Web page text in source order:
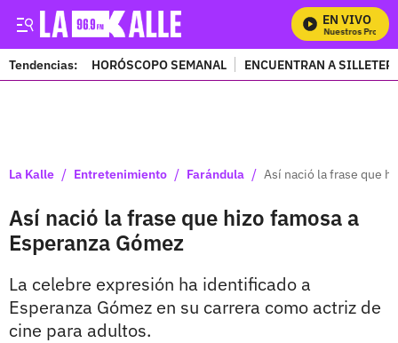
EN VIVO
Mira Todos Nuestros
Tendencias: HORÓSCOPO SEMANAL ENCUENTRAN A
La Kalle / Entretenimiento / Farándula / Así nació la frase que
Así nació la frase que hizo famosa a
Esperanza Gómez
La celebre expresión ha identificado a
Esperanza Gómez en su carrera como actriz de
cine para adultos.